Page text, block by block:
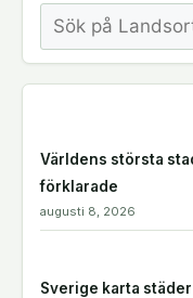
Sök
Världens största
förklarade
augusti 8, 2026
Sverige karta